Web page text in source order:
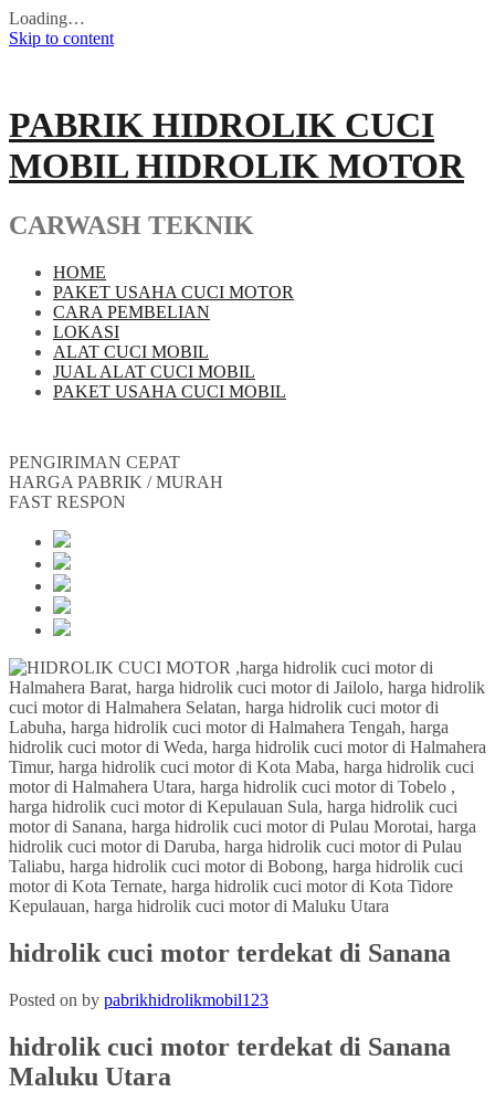
Loading…
Skip to content
PABRIK HIDROLIK CUCI
MOBIL HIDROLIK MOTOR
CARWASH TEKNIK
HOME
PAKET USAHA CUCI MOTOR
CARA PEMBELIAN
LOKASI
ALAT CUCI MOBIL
JUAL ALAT CUCI MOBIL
PAKET USAHA CUCI MOBIL
PENGIRIMAN CEPAT
HARGA PABRIK / MURAH
FAST RESPON
hidrolik cuci motor terdekat di Sanana
Posted on by pabrikhidrolikmobil123
hidrolik cuci motor terdekat di Sanana
Maluku Utara